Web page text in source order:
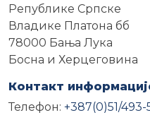
Републике Српске
Владике Платона бб
78000 Бања Лука
Босна и Херцеговина
Контакт
Телефон: +387(0)51/493-